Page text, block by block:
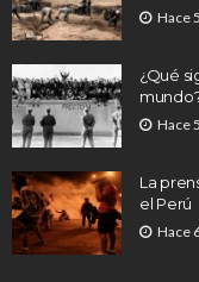
Hace
¿Qué
Hace
La
el Perú
Hace